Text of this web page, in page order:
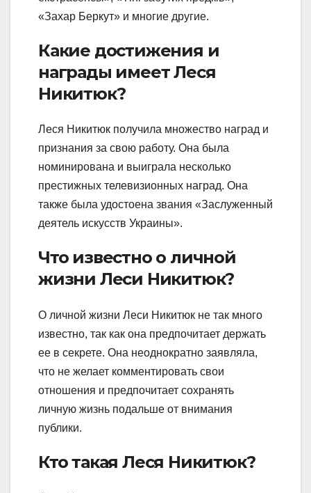
«Захар Беркут» и многие другие.
Какие достижения и
награды имеет Леся
Никитюк?
Леся Никитюк получила множество наград и
признания за свою работу. Она была
номинирована и выиграла несколько
престижных телевизионных наград. Она
также была удостоена звания «Заслуженный
деятель искусств Украины».
Что известно о личной
жизни Леси Никитюк?
О личной жизни Леси Никитюк не так много
известно, так как она предпочитает держать
ее в секрете. Она неоднократно заявляла,
что не желает комментировать свои
отношения и предпочитает сохранять
личную жизнь подальше от внимания
публики.
Кто такая Леся Никитюк?